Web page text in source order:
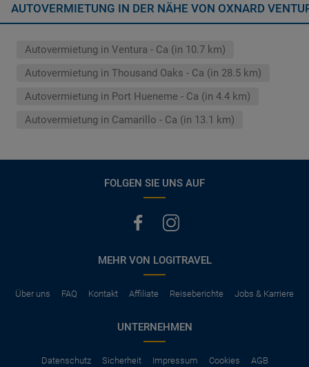
AUTOVERMIETUNG IN DER NÄHE VON OXNARD
Autovermietung in Ventura - Ca (in 10.7 km)
Autovermietung in Thousand Oaks - Ca (in 28.5 km)
Autovermietung in Port Hueneme - Ca (in 4.4 km)
Autovermietung in Camarillo - Ca (in 13.1 km)
FOLGEN SIE UNS AUF
MEHR VON LOGITRAVEL
Über uns FAQ Kontakt Affiliate Reiseberichte Jobs & Karriere
UNTERNEHMEN
Datenschutz Sicherheit Impressum Cookies AGB